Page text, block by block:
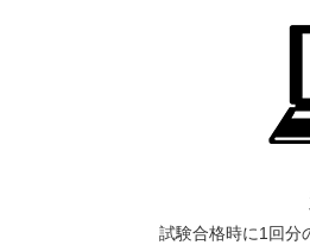
試験合格時に1回分